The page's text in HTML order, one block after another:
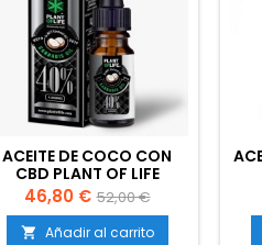
ACEITE DE COCO CON
CBD PLANT OF LIFE
ESPECTRO COMPLETO AL
40% 10ML
Precio
46,80 € Precio
base
52,00 €
 Añadir al carrito